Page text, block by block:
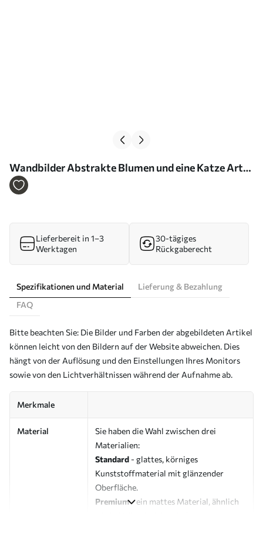
Wandbilder Abstrakte Blumen und eine Katze Art.
m01056
Lieferbereit in 1–3
Werktagen
30-tägiges
Rückgaberecht
Spezifikationen und Material
Lieferung & Bezahlung
FAQ
Bitte beachten Sie: Die Bilder und Farben der abgebildeten Artikel
können leicht von den Bildern auf der Website abweichen. Dies
hängt von der Auflösung und den Einstellungen Ihres Monitors
sowie von den Lichtverhältnissen während der Aufnahme ab.
Merkmale
Material
Sie haben die Wahl zwischen drei
Materialien:
Standard - glattes, körniges
Kunststoffmaterial mit glänzender
Oberfläche.
Premium- ein mattes Material, ähnlich